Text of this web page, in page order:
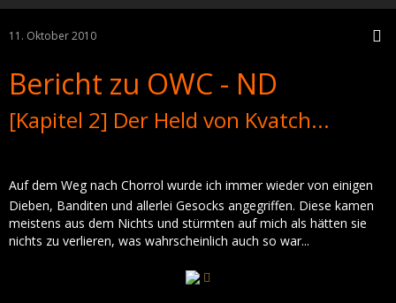
11. Oktober 2010
Bericht zu OWC - ND
[Kapitel 2] Der Held von Kvatch...
Auf dem Weg nach Chorrol wurde ich immer wieder von einigen
Dieben, Banditen und allerlei Gesocks angegriffen. Diese kamen
meistens aus dem Nichts und stürmten auf mich als hätten sie
nichts zu verlieren, was wahrscheinlich auch so war...